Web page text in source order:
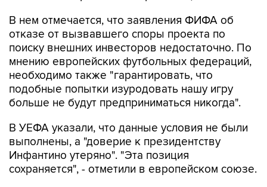
В нем отмечается, что заявления ФИФА об
отказе от вызвавшего споры проекта по
поиску внешних инвесторов недостаточно. По
мнению европейских футбольных федераций,
необходимо также "гарантировать, что
подобные попытки изуродовать нашу игру
больше не будут предприниматься никогда".
В УЕФА указали, что данные условия не были
выполнены, а "доверие к президентству
Инфантино утеряно". "Эта позиция
сохраняется", - отметили в европейском союзе.